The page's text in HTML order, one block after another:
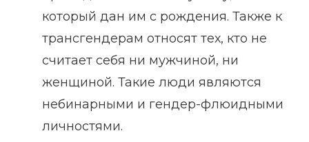
который дан им с рождения. Также к
трансгендерам относят тех, кто не
считает себя ни мужчиной, ни
женщиной. Такие люди являются
небинарными и гендер-флюидными
личностями.